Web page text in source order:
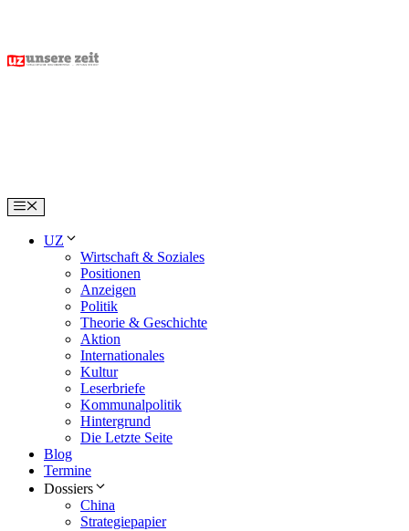
content
Menu
UZ
Wirtschaft & Soziales
Positionen
Anzeigen
Politik
Theorie & Geschichte
Aktion
Internationales
Kultur
Leserbriefe
Kommunalpolitik
Hintergrund
Die Letzte Seite
Blog
Termine
Dossiers
China
Strategiepapier